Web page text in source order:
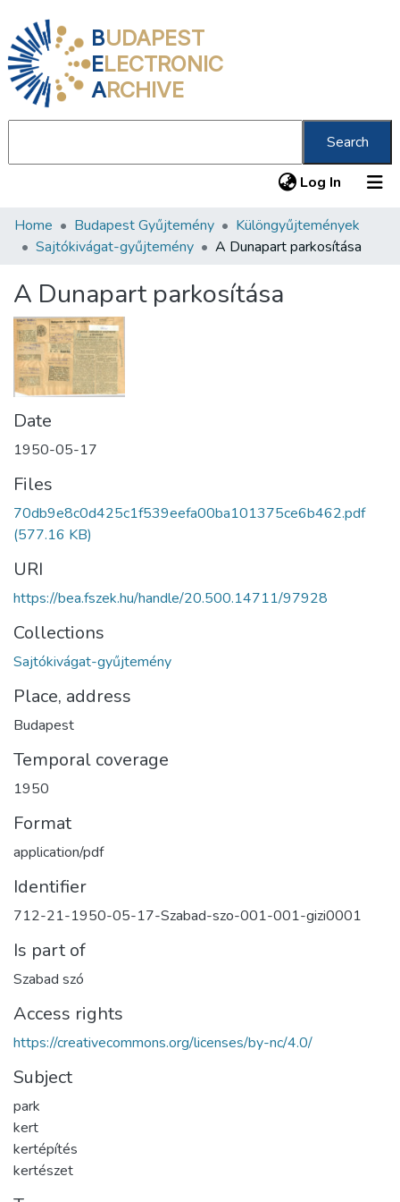
BUDAPEST
ELECTRONIC
ARCHIVE
Search
Log In (current)
Communities & Collections
Statistics
About us
Home Budapest Gyűjtemény
Különgyűjtemények
Sajtókivágat-gyűjtemény
A Dunapart parkosítása
A Dunapart parkosítása
Date
1950-05-17
Files
70db9e8c0d425c1f539eefa00ba101375ce6b462.pdf
(577.16 KB)
URI
https://bea.fszek.hu/handle/20.500.14711/97928
Collections
Sajtókivágat-gyűjtemény
Place, address
Budapest
Temporal coverage
1950
Format
application/pdf
Identifier
712-21-1950-05-17-Szabad-szo-001-001-gizi0001
Is part of
Szabad szó
Access rights
https://creativecommons.org/licenses/by-nc/4.0/
Subject
park
kert
kertépítés
kertészet